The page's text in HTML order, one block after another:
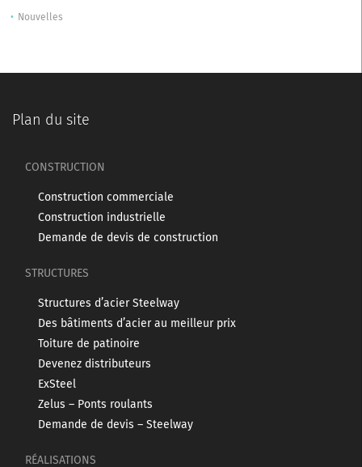
Nouvelles
Plan du site
CONSTRUCTION
Construction commerciale
Construction industrielle
Demande de devis de construction
STRUCTURES
Structures d’acier Steelway
Des bâtiments d’acier au meilleur prix
Toiture de patinoire
Devenez distributeurs
ExSteel
Zelus – Ponts roulants
Demande de devis – Steelway
RÉALISATIONS